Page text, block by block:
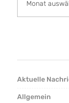
Aktuelle
Allgemein